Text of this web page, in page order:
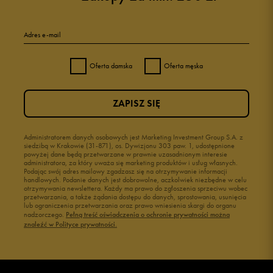
Adres e-mail
Oferta damska Oferta męska
Administratorem danych osobowych jest Marketing Investment Group S.A. z
siedzibą w Krakowie (31-871), os. Dywizjonu 303 paw. 1, udostępnione
powyżej dane będą przetwarzane w prawnie uzasadnionym interesie
administratora, za który uważa się marketing produktów i usług własnych.
Podając swój adres mailowy zgadzasz się na otrzymywanie informacji
handlowych. Podanie danych jest dobrowolne, aczkolwiek niezbędne w celu
otrzymywania newslettera. Każdy ma prawo do zgłoszenia sprzeciwu wobec
przetwarzania, a także żądania dostępu do danych, sprostowania, usunięcia
lub ograniczenia przetwarzania oraz prawo wniesienia skargi do organu
nadzorczego. Pełną treść oświadczenia o ochronie prywatności można
znaleźć w Polityce prywatności.
ZAPISZ SIĘ